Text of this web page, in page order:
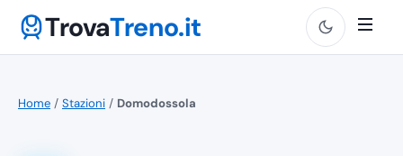
TrovaTreno.it
Home / Stazioni / Domodossola